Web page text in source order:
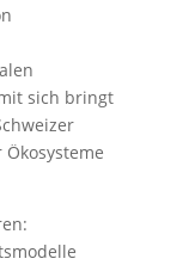
sich bringt